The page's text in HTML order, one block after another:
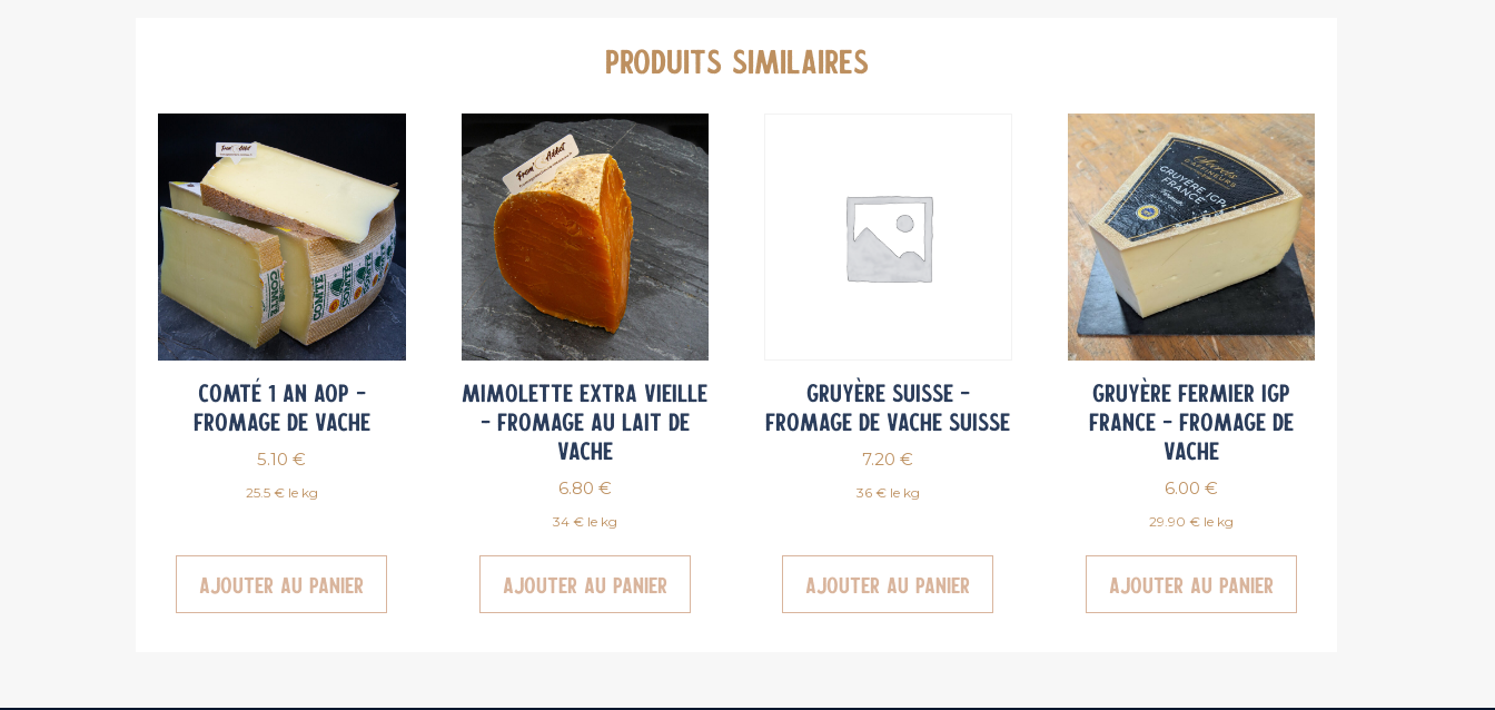
PRODUITS SIMILAIRES
Comté 1 an AOP –
Fromage de vache
5.10€
25.5 € le kg
Ajouter au panier
Mimolette Extra Vieille
– Fromage au lait de
vache
6.80 €
34 € le kg
Ajouter au panier
Gruyère Suisse –
Fromage de vache Suisse
7.20€
36 € le kg
Ajouter au panier
Gruyère fermier IGP
France – Fromage de
vache
6.00 €
29.90 € le kg
Ajouter au panier